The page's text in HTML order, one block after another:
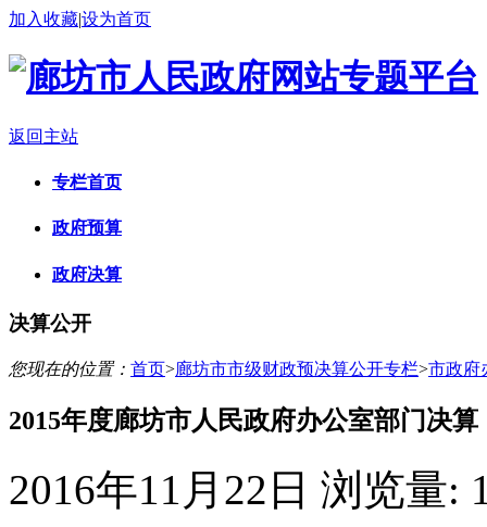
加入收藏|设为首页
返回主站
专栏首页
政府预算
政府决算
决算公开
您现在的位置： 首页>廊坊市市级财政预决算公开专栏>市政府
2015年度廊坊市人民政府办公室部门决算
2016年11月22日 浏览量: